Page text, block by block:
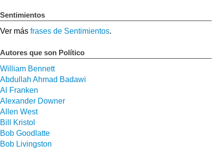
Sentimientos
Ver más frases de Sentimientos.
Autores que son Político
William Bennett
Abdullah Ahmad Badawi
Al Franken
Alexander Downer
Allen West
Bill Kristol
Bob Goodlatte
Bob Livingston